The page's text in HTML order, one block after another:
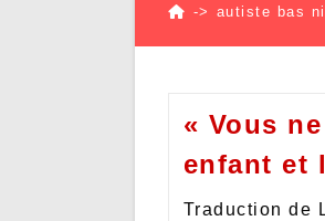
-> autiste bas
« Vous
enfant et
Traduction de